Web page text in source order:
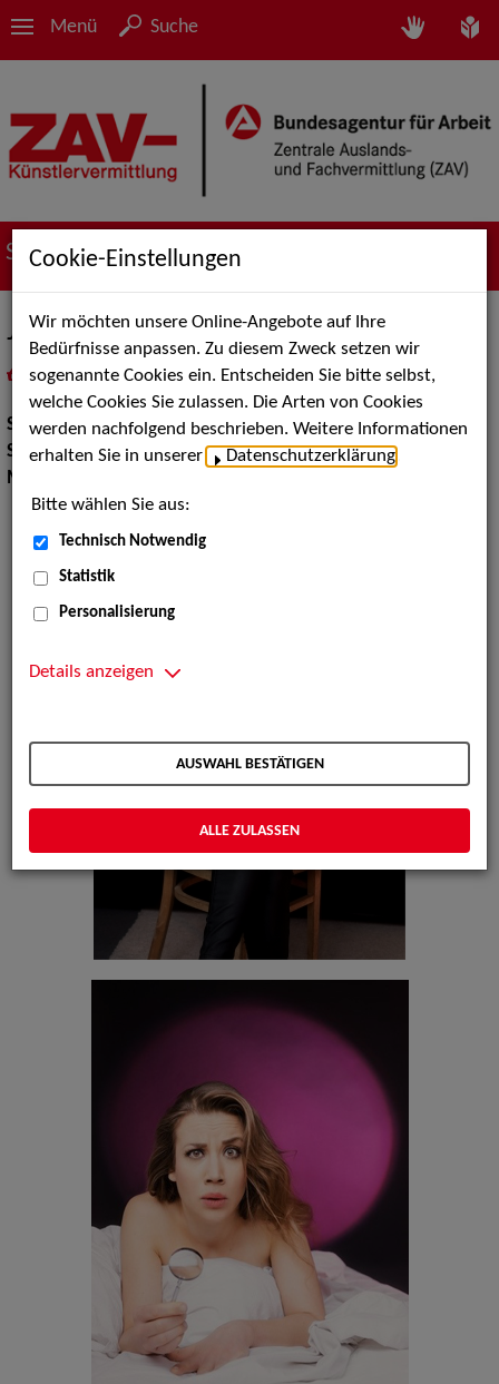
Menü Suche
Suche nach Künstler*innen
Julia Alsheimer
als PDF speichern
inMeine Merklistelegen
Show:Moderation
Show Acts: Comedy
Moderation:
Cookie-Einstellungen
Wir möchten unsere Online-Angebote auf Ihre
Bedürfnisse anpassen. Zu diesem Zweck setzen wir
sogenannte Cookies ein. Entscheiden Sie bitte selbst,
welche Cookies Sie zulassen. Die Arten von Cookies
werden nachfolgend beschrieben. Weitere Informationen
erhalten Sie in unserer
Datenschutzerklärung
Bitte wählen Sie aus:
Technisch Notwendig
Statistik
Personalisierung
Details anzeigen
AUSWAHL BESTÄTIGEN
ALLE ZULASSEN